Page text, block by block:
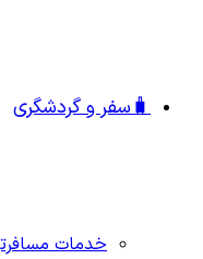
🧳سفر و گردشگری
خدمات مسافرتی